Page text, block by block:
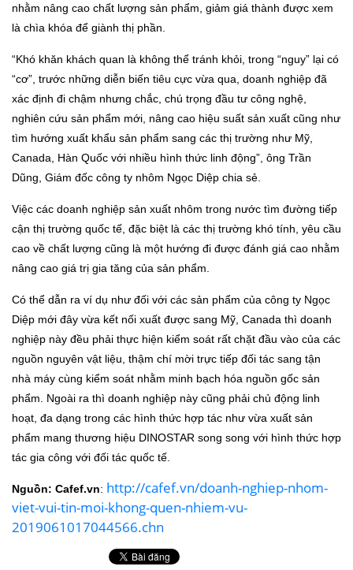
nhằm nâng cao chất lượng sản phẩm, giảm giá thành được xem
là chìa khóa để giành thị phần.
“Khó khăn khách quan là không thể tránh khỏi, trong “nguy” lại có
“cơ”, trước những diễn biến tiêu cực vừa qua, doanh nghiệp đã
xác định đi chậm nhưng chắc, chú trọng đầu tư công nghệ,
nghiên cứu sản phẩm mới, nâng cao hiệu suất sản xuất cũng như
tìm hướng xuất khẩu sản phẩm sang các thị trường như Mỹ,
Canada, Hàn Quốc với nhiều hình thức linh động”, ông Trần
Dũng, Giám đốc công ty nhôm Ngọc Diệp chia sẻ.
Việc các doanh nghiệp sản xuất nhôm trong nước tìm đường tiếp
cận thị trường quốc tế, đặc biệt là các thị trường khó tính, yêu cầu
cao về chất lượng cũng là một hướng đi được đánh giá cao nhằm
nâng cao giá trị gia tăng của sản phẩm.
Có thể dẫn ra ví dụ như đối với các sản phẩm của công ty Ngọc
Diệp mới đây vừa kết nối xuất được sang Mỹ, Canada thì doanh
nghiệp này đều phải thực hiện kiểm soát rất chặt đầu vào của các
nguồn nguyên vật liệu, thậm chí mời trực tiếp đối tác sang tận
nhà máy cùng kiểm soát nhằm minh bạch hóa nguồn gốc sản
phẩm. Ngoài ra thì doanh nghiệp này cũng phải chủ động linh
hoạt, đa dạng trong các hình thức hợp tác như vừa xuất sản
phẩm mang thương hiệu DINOSTAR song song với hình thức hợp
tác gia công với đối tác quốc tế.
Nguồn: Cafef.vn: http://cafef.vn/doanh-nghiep-nhom-
viet-vui-tin-moi-khong-quen-nhiem-vu-
2019061017044566.chn